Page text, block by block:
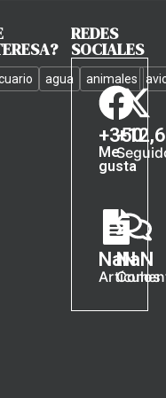
agua animales
REDES
SOCIALES
+350
Me
gusta
+
NaN
Artículos
NaN